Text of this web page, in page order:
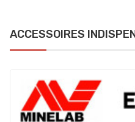
ACCESSOIRES